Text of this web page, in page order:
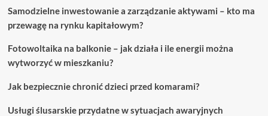
Samodzielne inwestowanie a zarządzanie aktywami – kto ma
przewagę na rynku kapitałowym?
Fotowoltaika na balkonie – jak działa i ile energii można
wytworzyć w mieszkaniu?
Jak bezpiecznie chronić dzieci przed komarami?
Usługi ślusarskie przydatne w sytuacjach awaryjnych